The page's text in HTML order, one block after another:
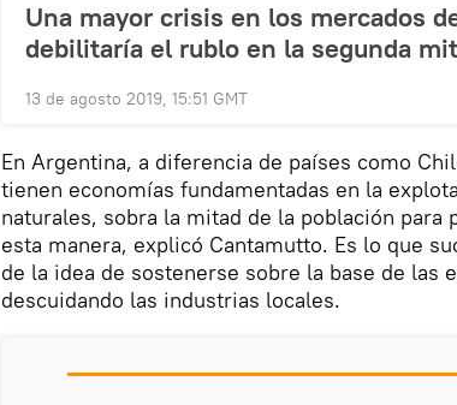
Una mayor crisis en los mercados
debilitaría el rublo en la segunda
13 de agosto 2019, 15:51 GMT
En Argentina, a diferencia de países como
tienen economías fundamentadas en la
naturales, sobra la mitad de la población para
esta manera, explicó Cantamutto. Es lo que
de la idea de sostenerse sobre la base de las
descuidando las industrias locales.